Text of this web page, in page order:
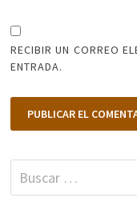
RECIBIR UN CORREO
ENTRADA.
Buscar: